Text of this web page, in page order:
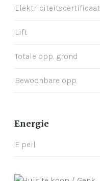
Elektriciteitscertificaat
Lift
Totale opp. grond
Bewoonbare opp.
Energie
E peil